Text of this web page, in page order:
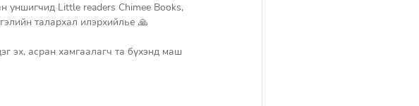
уншигчид Little readers Chimee Books,
талархал илэрхийлье 🙏
эх, асран хамгаалагч та бүхэнд маш